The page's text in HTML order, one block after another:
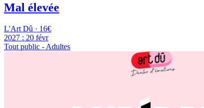
Mal élevée
L'Art Dû · 16€
2027 : 20 févr
Tout public - Adultes